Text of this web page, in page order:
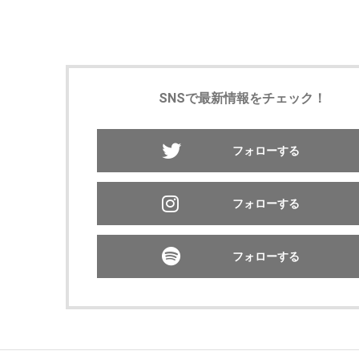
SNSで最新情報をチェック！
フォローする
フォローする
フォローする